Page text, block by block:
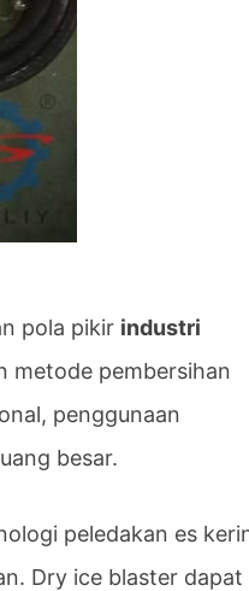
pola pikir industri
metode pembersihan
penggunaan
besar.
peledakan es
Dry ice blaster dapat